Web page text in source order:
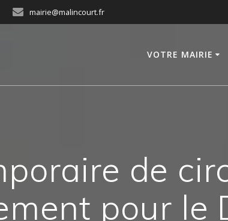
mairie@malincourt.fr
VOTRE MAIRIE
de
pour le